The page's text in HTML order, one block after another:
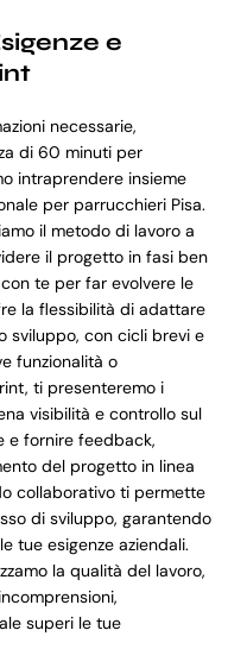
e
necessarie,
di 60 minuti per
intraprendere insieme
per parrucchieri Pisa.
il metodo di lavoro a
il progetto in fasi ben
te per far evolvere le
la flessibilità di adattare
sviluppo, con cicli brevi e
funzionalità o
ti presenteremo i
visibilità e controllo sul
e fornire feedback,
del progetto in linea
collaborativo ti permette
di sviluppo, garantendo
tue esigenze aziendali.
la qualità del lavoro,
superi le tue